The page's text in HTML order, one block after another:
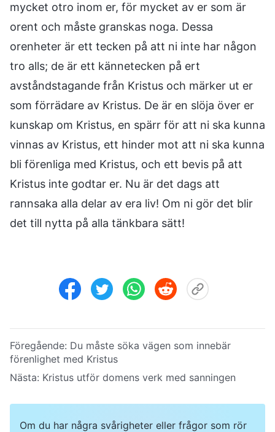
mycket otro inom er, för mycket av er som är
orent och måste granskas noga. Dessa
orenheter är ett tecken på att ni inte har någon
tro alls; de är ett kännetecken på ert
avståndstagande från Kristus och märker ut er
som förrädare av Kristus. De är en slöja över er
kunskap om Kristus, en spärr för att ni ska kunna
vinnas av Kristus, ett hinder mot att ni ska kunna
bli förenliga med Kristus, och ett bevis på att
Kristus inte godtar er. Nu är det dags att
rannsaka alla delar av era liv! Om ni gör det blir
det till nytta på alla tänkbara sätt!
Föregående: Du måste söka vägen som innebär
förenlighet med Kristus
Nästa: Kristus utför domens verk med sanningen
Om du har några svårigheter eller frågor som rör